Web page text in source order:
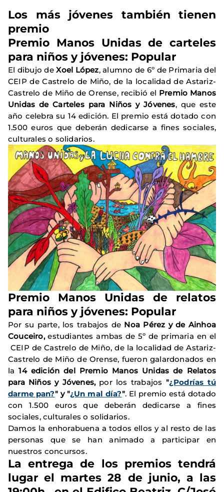
Los más jóvenes también tienen
premio
Premio Manos Unidas de carteles
para niños y jóvenes: Popular
El dibujo deXoel López, alumno de 6º de Primaria del
CEIP de Castrelo de Miño, de la localidad de Astariz-
Castrelo de Miño de Orense, recibió el Premio Manos
Unidas de Carteles para Niños y Jóvenes, que este
año celebra su 14 edición. El premio está dotado con
1.500 euros que deberán dedicarse a fines sociales,
culturales o solidarios.
Premio Manos Unidas de relatos
para niños y jóvenes: Popular
Por su parte, los trabajos de Noa Pérez y de Ainhoa
Couceiro,estudiantes ambas de 5º de primaria en el
CEIP de Castrelo de Miño, de la localidad de Astariz-
Castrelo de Miño de Orense, fueron galardonados en
la 14 edición del Premio Manos Unidas de Relatos
para Niños y Jóvenes, por los trabajos "¿Podrías tú
darme pan?" y "¿Un mal día?". El premio está dotado
con 1.500 euros que deberán dedicarse a fines
sociales, culturales o solidarios.
Damos la enhorabuena a todos ellos y al resto de las
personas que se han animado a participar en
nuestros concursos.
La entrega de los premios tendrá
lugar el martes 28 de junio, a las